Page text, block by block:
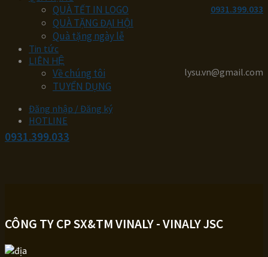
QUÀ TẾT IN LOGO
QUÀ TẶNG ĐẠI HỘI
Quà tặng ngày lễ
Tin tức
LIÊN HỆ
Về chúng tôi
TUYỂN DỤNG
Đăng nhập / Đăng ký
HOTLINE
0931.399.033
lysu.vn@gmail.com
0931.399.033
CÔNG TY CP SX&TM VINALY - VINALY JSC